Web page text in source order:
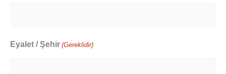
Eyalet / Şehir (Gereklidir)